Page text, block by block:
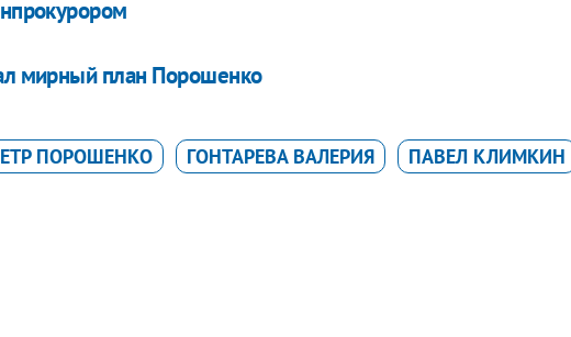
мирный план Порошенко
ПОРОШЕНКО ГОНТАРЕВА ВАЛЕРИЯ ПАВЕЛ КЛИМКИН